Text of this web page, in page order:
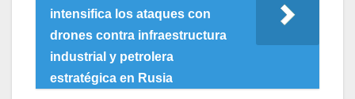
intensifica los ataques con
drones contra infraestructura
industrial y petrolera
estratégica en Rusia